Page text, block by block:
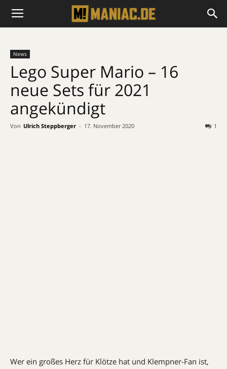
News
Lego Super Mario – 16
neue Sets für 2021
angekündigt
Von Ulrich Steppberger - 17. November 2020 1
Wer ein großes Herz für Klötze hat und Klempner-Fan ist,